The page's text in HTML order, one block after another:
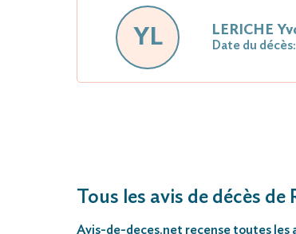
YL LERICHE
Date du décès:
Tous les avis de décès de
Avis-de-deces.net recense toutes les